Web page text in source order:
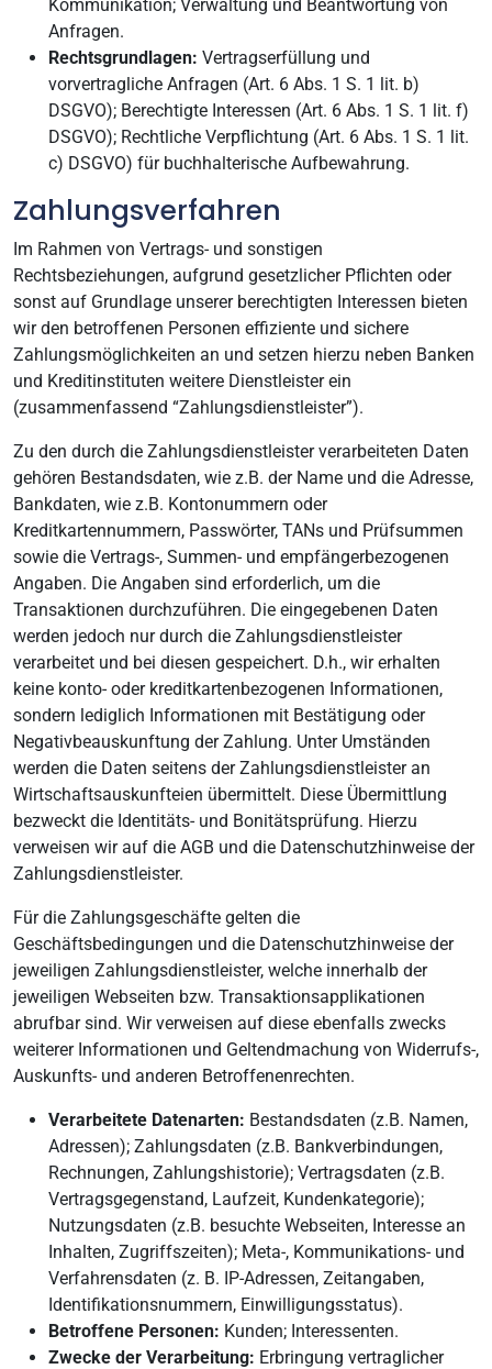
Kommunikation; Verwaltung und Beantwortung von
Anfragen.
Rechtsgrundlagen: Vertragserfüllung und
vorvertragliche Anfragen (Art. 6 Abs. 1 S. 1 lit. b)
DSGVO); Berechtigte Interessen (Art. 6 Abs. 1 S. 1 lit. f)
DSGVO); Rechtliche Verpflichtung (Art. 6 Abs. 1 S. 1 lit.
c) DSGVO) für buchhalterische Aufbewahrung.
Zahlungsverfahren
Im Rahmen von Vertrags- und sonstigen
Rechtsbeziehungen, aufgrund gesetzlicher Pflichten oder
sonst auf Grundlage unserer berechtigten Interessen bieten
wir den betroffenen Personen effiziente und sichere
Zahlungsmöglichkeiten an und setzen hierzu neben Banken
und Kreditinstituten weitere Dienstleister ein
(zusammenfassend “Zahlungsdienstleister”).
Zu den durch die Zahlungsdienstleister verarbeiteten Daten
gehören Bestandsdaten, wie z.B. der Name und die Adresse,
Bankdaten, wie z.B. Kontonummern oder
Kreditkartennummern, Passwörter, TANs und Prüfsummen
sowie die Vertrags-, Summen- und empfängerbezogenen
Angaben. Die Angaben sind erforderlich, um die
Transaktionen durchzuführen. Die eingegebenen Daten
werden jedoch nur durch die Zahlungsdienstleister
verarbeitet und bei diesen gespeichert. D.h., wir erhalten
keine konto- oder kreditkartenbezogenen Informationen,
sondern lediglich Informationen mit Bestätigung oder
Negativbeauskunftung der Zahlung. Unter Umständen
werden die Daten seitens der Zahlungsdienstleister an
Wirtschaftsauskunfteien übermittelt. Diese Übermittlung
bezweckt die Identitäts- und Bonitätsprüfung. Hierzu
verweisen wir auf die AGB und die Datenschutzhinweise der
Zahlungsdienstleister.
Für die Zahlungsgeschäfte gelten die
Geschäftsbedingungen und die Datenschutzhinweise der
jeweiligen Zahlungsdienstleister, welche innerhalb der
jeweiligen Webseiten bzw. Transaktionsapplikationen
abrufbar sind. Wir verweisen auf diese ebenfalls zwecks
weiterer Informationen und Geltendmachung von Widerrufs-,
Auskunfts- und anderen Betroffenenrechten.
Verarbeitete Datenarten: Bestandsdaten (z.B. Namen,
Adressen); Zahlungsdaten (z.B. Bankverbindungen,
Rechnungen, Zahlungshistorie); Vertragsdaten (z.B.
Vertragsgegenstand, Laufzeit, Kundenkategorie);
Nutzungsdaten (z.B. besuchte Webseiten, Interesse an
Inhalten, Zugriffszeiten); Meta-, Kommunikations- und
Verfahrensdaten (z. B. IP-Adressen, Zeitangaben,
Identifikationsnummern, Einwilligungsstatus).
Betroffene Personen: Kunden; Interessenten.
Zwecke der Verarbeitung: Erbringung vertraglicher